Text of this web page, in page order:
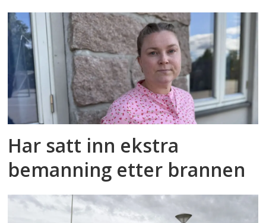
Har satt inn ekstra
bemanning etter brannen